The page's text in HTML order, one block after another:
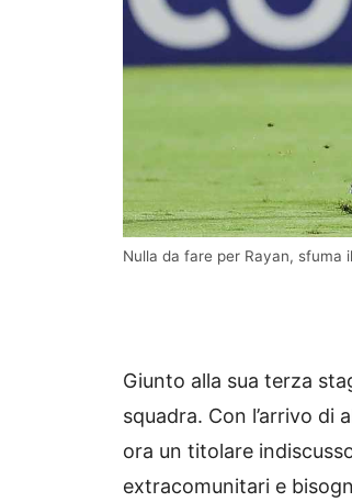
Nulla da fare per Rayan, sfuma
Giunto alla sua terza
squadra. Con l’arrivo di
ora un titolare
extracomunitari e